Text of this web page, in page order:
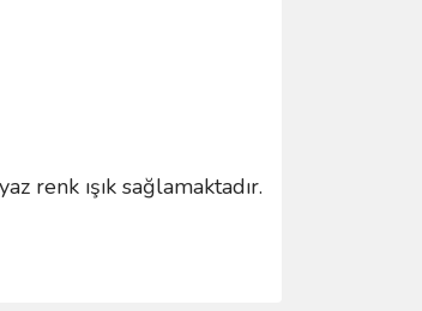
ışık sağlamaktadır.